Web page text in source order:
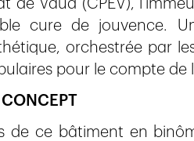
de Vaud (CPEV),
cure de jouvence.
orchestrée par
pour le compte de
de ce bâtiment en